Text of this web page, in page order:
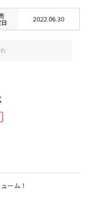
2022.06.30
ーム！